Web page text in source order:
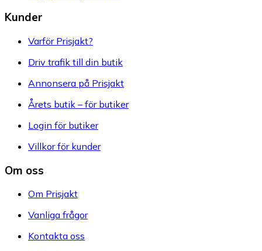
Kunder
Varför Prisjakt?
Driv trafik till din butik
Annonsera på Prisjakt
Årets butik – för butiker
Login för butiker
Villkor för kunder
Om oss
Om Prisjakt
Vanliga frågor
Kontakta oss